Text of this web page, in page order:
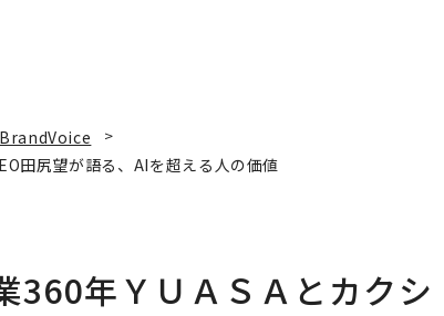
田尻望が語る、AIを超える人の価値
360年ＹＵＡＳＡとカクシ